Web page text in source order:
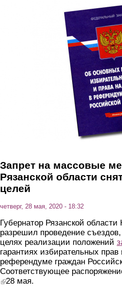
Запрет на массовые
Рязанской области
целей
четверг, 28 мая, 2020 - 18:32
Губернатор Рязанской
разрешил проведение
целях реализации положений
гарантиях избирательных
референдуме граждан
Соответствующее
(link is external)
28 мая.